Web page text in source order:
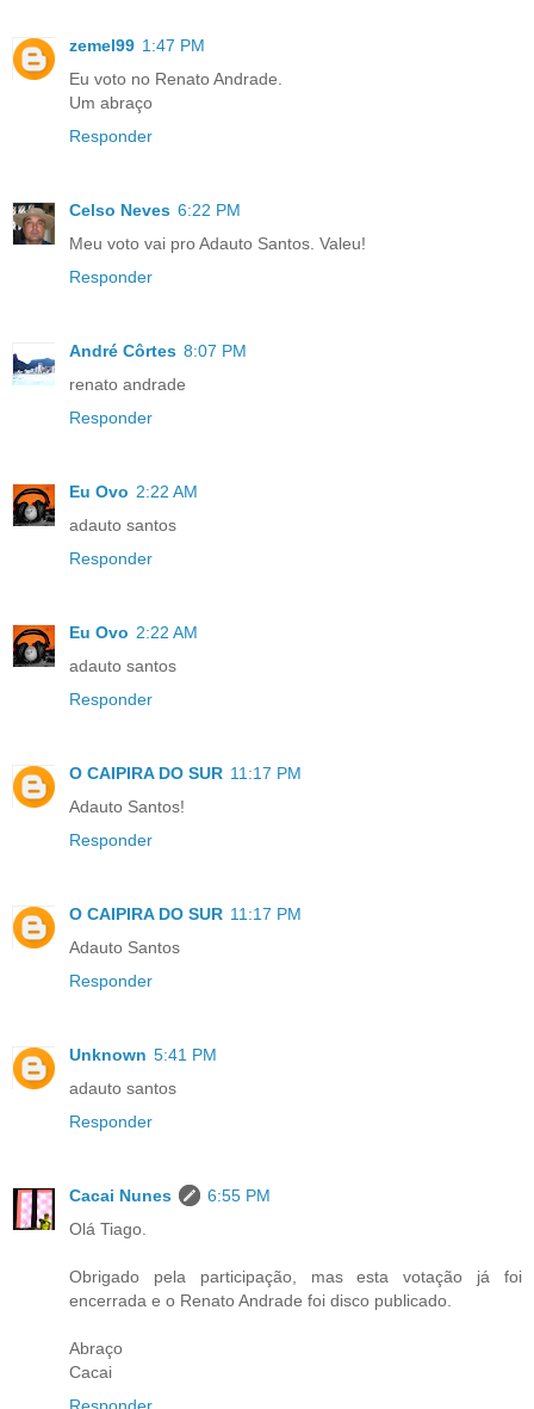
zemel99 1:47 PM
Eu voto no Renato Andrade.
Um abraço
Responder
Celso Neves 6:22 PM
Meu voto vai pro Adauto Santos. Valeu!
Responder
André Côrtes 8:07 PM
renato andrade
Responder
Eu Ovo 2:22 AM
adauto santos
Responder
Eu Ovo 2:22 AM
adauto santos
Responder
O CAIPIRA DO SUR 11:17 PM
Adauto Santos!
Responder
O CAIPIRA DO SUR 11:17 PM
Adauto Santos
Responder
Unknown 5:41 PM
adauto santos
Responder
Cacai Nunes
6:55 PM
Olá Tiago.
Obrigado pela participação, mas esta votação já foi
encerrada e o Renato Andrade foi disco publicado.
Abraço
Cacai